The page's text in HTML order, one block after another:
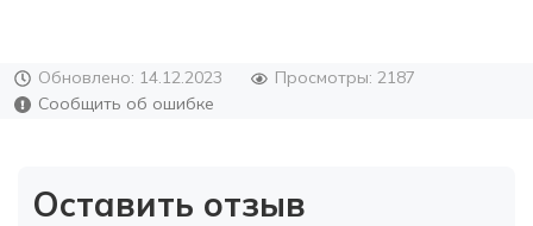
Обновлено: 14.12.2023
Просмотры: 2187
Сообщить об ошибке
Оставить отзыв